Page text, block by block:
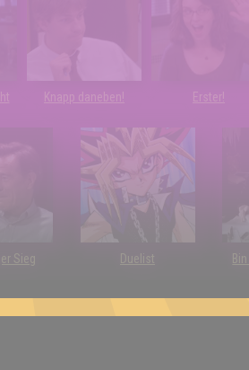
Knapp daneben! Erster!
Sieg Duelist